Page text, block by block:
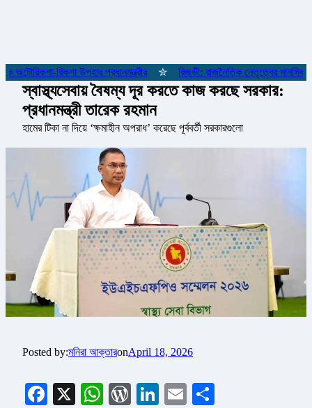
রিকশা উপহার প্রধানমন্ত্রীর ✮ রিজভী: রাজনৈতিক নেতৃত্বের
স্বাস্থ্যসেবায় বৈষম্য দূর করতে কাজ করছে সরকার:
প্রধানমন্ত্রী তারেক রহমান
হামের টিকা না দিয়ে ‘ক্ষমাহীন অপরাধ’ করেছে পূর্ববর্তী সরকারগুলো
Posted by:মনিরা আক্তারonApril 18, 2026
Facebook
X WhatsApp
WordPress
LinkedIn
Email